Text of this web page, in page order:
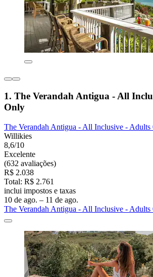
1. The Verandah Antigua - All
Only
The Verandah Antigua - All Inclusive - Adults
Willikies
8,6/10
Excelente
(632 avaliações)
R$ 2.038
Total: R$ 2.761
inclui impostos e taxas
10 de ago. – 11 de ago.
The Verandah Antigua - All Inclusive - Adults